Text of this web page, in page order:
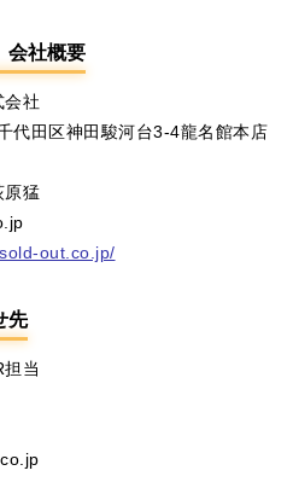
社概要
会社
代田区神田駿河台3-4龍名館本店
猛
out.co.jp/
先
当